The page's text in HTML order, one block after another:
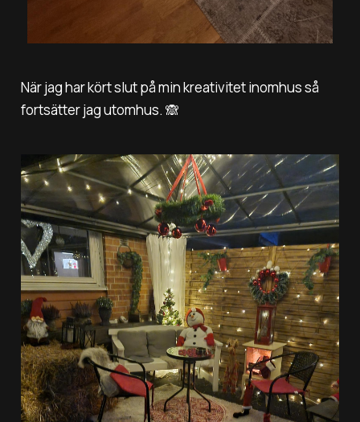
När jag har kört slut på min kreativitet inomhus så
fortsätter jag utomhus. 🙈